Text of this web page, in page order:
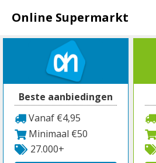
naar
inhoud
Online Supermarkt
Beste aanbiedingen
Vanaf €4,95
Minimaal €50
27.000+